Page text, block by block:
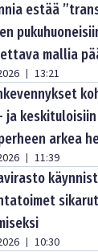
estää
mallia
| 13:21
ja
arkea
| 11:39
| 10:30